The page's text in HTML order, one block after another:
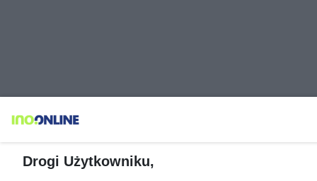
Drogi Użytkowniku,